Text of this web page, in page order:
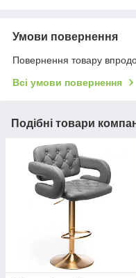
Умови повернення
Повернення товару
Всі умови повернення
Подібні товари